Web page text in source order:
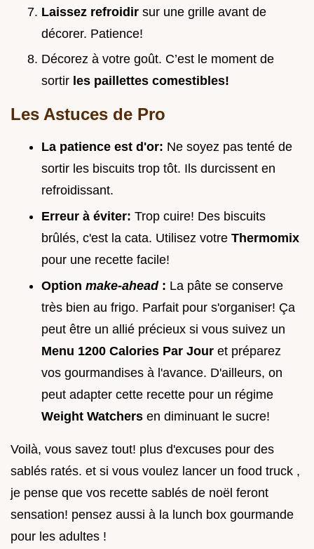
Laissez refroidir sur une grille avant de
décorer. Patience!
Décorez à votre goût. C’est le moment de
sortir les paillettes comestibles!
Les Astuces de Pro
La patience est d'or: Ne soyez pas tenté de
sortir les biscuits trop tôt. Ils durcissent en
refroidissant.
Erreur à éviter: Trop cuire! Des biscuits
brûlés, c'est la cata. Utilisez votre Thermomix
pour une recette facile!
Option make-ahead : La pâte se conserve
très bien au frigo. Parfait pour s'organiser! Ça
peut être un allié précieux si vous suivez un
Menu 1200 Calories Par Jour et préparez
vos gourmandises à l'avance. D'ailleurs, on
peut adapter cette recette pour un régime
Weight Watchers en diminuant le sucre!
Voilà, vous savez tout! plus d'excuses pour des
sablés ratés. et si vous voulez lancer un food truck ,
je pense que vos recette sablés de noël feront
sensation! pensez aussi à la lunch box gourmande
pour les adultes !